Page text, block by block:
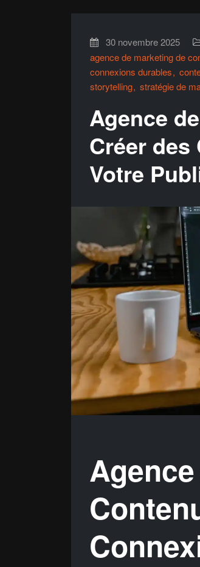
30 novembre 2025
agence de marketing de
connexions durables
storytelling stratégie de
Agence
Créer des
Votre